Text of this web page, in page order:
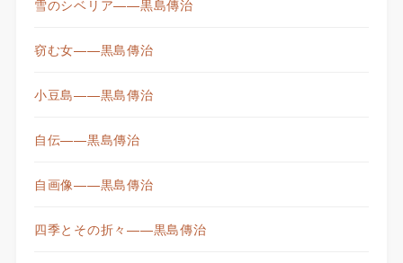
雪のシベリア——黒島傳治
窃む女——黒島傳治
小豆島——黒島傳治
自伝——黒島傳治
自画像——黒島傳治
四季とその折々——黒島傳治